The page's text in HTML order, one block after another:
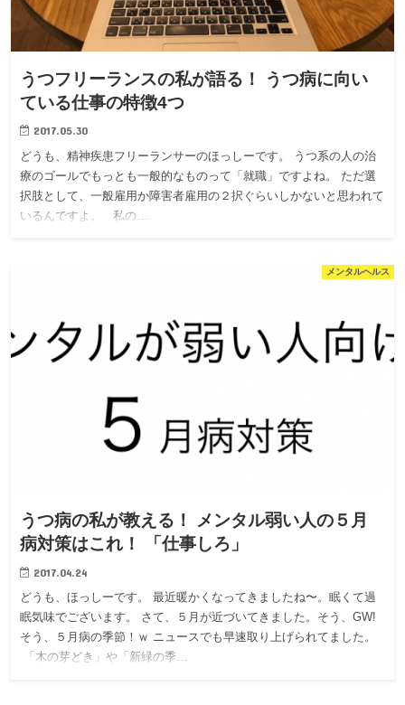
うつフリーランスの私が語る！ うつ病に向い
ている仕事の特徴4つ
2017.05.30
どうも、精神疾患フリーランサーのほっしーです。 うつ系の人の治
療のゴールでもっとも一般的なものって「就職」ですよね。 ただ選
択肢として、一般雇用か障害者雇用の２択ぐらいしかないと思われて
いるんですよ。 私の…
メンタルヘルス
うつ病の私が教える！ メンタル弱い人の５月
病対策はこれ！ 「仕事しろ」
2017.04.24
どうも、ほっしーです。 最近暖かくなってきましたね〜。眠くて過
眠気味でございます。 さて、５月が近づいてきました。そう、GW!
そう、５月病の季節！ｗ ニュースでも早速取り上げられてました。
「木の芽どき」や「新緑の季…